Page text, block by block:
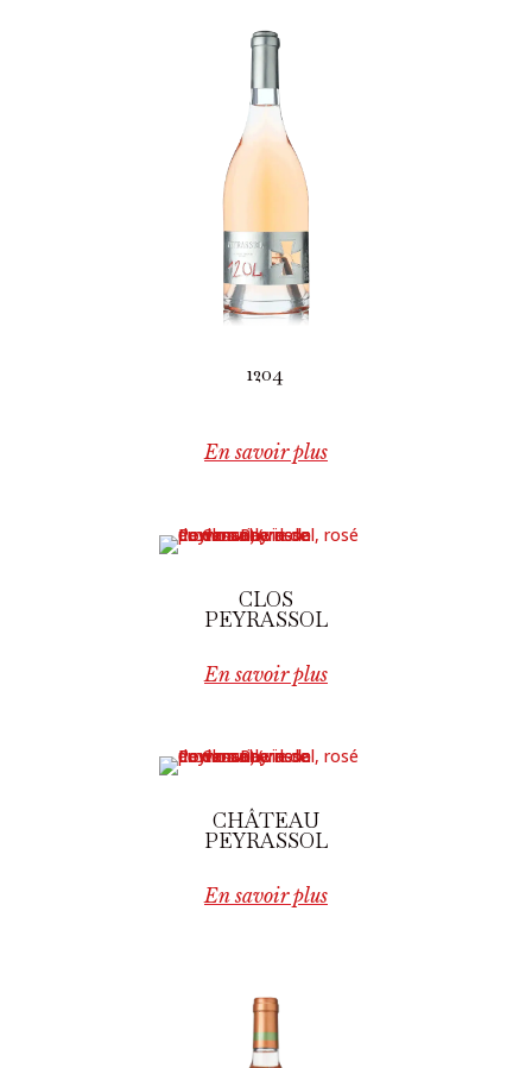
1204
En savoir plus
CLOS
PEYRASSOL
En savoir plus
CHÂTEAU
PEYRASSOL
En savoir plus